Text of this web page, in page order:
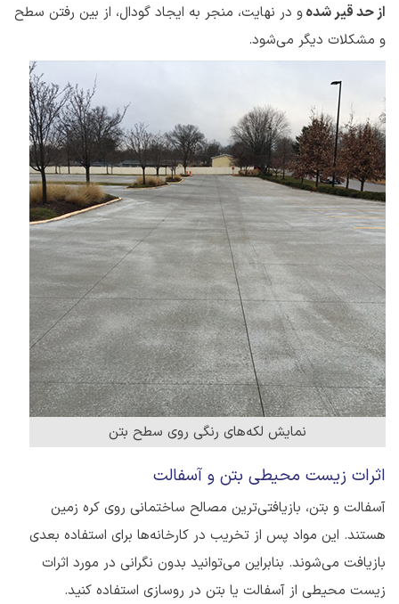
از حد قیر شدهو در نهایت، منجر به ایجاد گودال، از بین رفتن سطح
و مشکلات دیگر می‌شود.
نمایش لکه‌های رنگی روی سطح بتن
اثرات زیست محیطی بتن و آسفالت
آسفالت و بتن، بازیافتی‌ترین مصالح ساختمانی روی کره زمین
هستند. این مواد پس از تخریب در کارخانه‌ها برای استفاده بعدی
بازیافت می‌شوند. بنابراین می‌توانید بدون نگرانی در مورد اثرات
زیست محیطی از آسفالت یا بتن در روسازی استفاده کنید.